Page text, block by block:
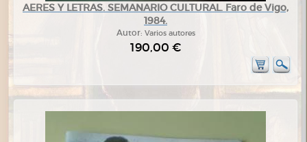
AERES Y LETRAS. SEMANARIO CULTURAL. Faro de Vigo,
1984.
Autor: Varios autores
190,00 €